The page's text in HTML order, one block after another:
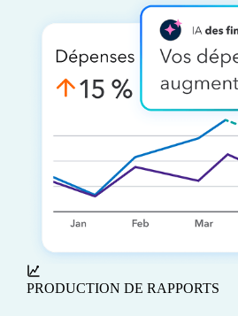
PRODUCTION DE RAPPORTS